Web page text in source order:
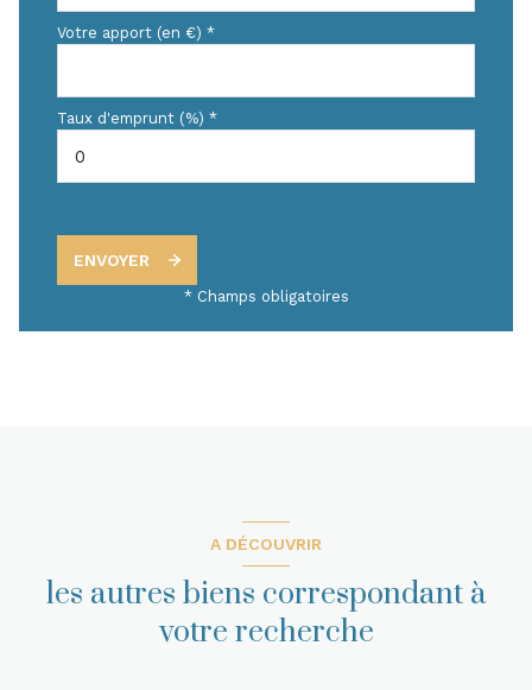
Votre apport (en €) *
Taux d'emprunt (%) *
ENVOYER
* Champs obligatoires
A DÉCOUVRIR
les autres biens correspondant à
votre recherche